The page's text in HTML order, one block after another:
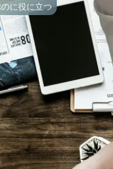
に役に立つ